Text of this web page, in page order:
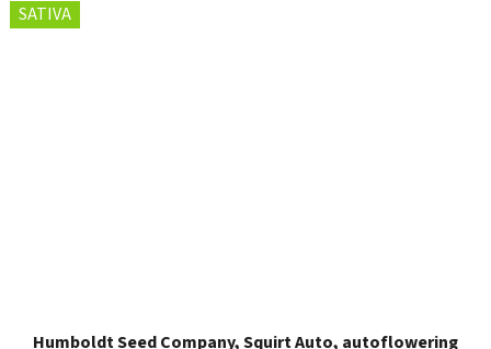
SATIVA
Humboldt Seed Company, Squirt Auto, autoflowering